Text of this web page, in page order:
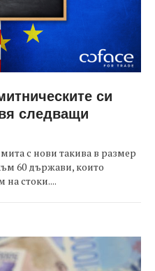
си
следващи
с нови такива в размер
60 държави, които
на стоки....